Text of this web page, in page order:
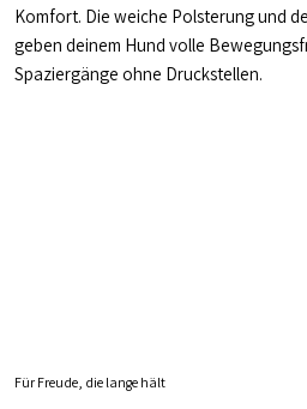
Komfort. Die weiche Polsterung und
geben deinem Hund volle
Spaziergänge ohne Druckstellen.
Für Freude, die lange hält